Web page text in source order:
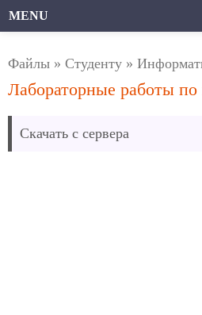
MENU
Файлы » Студенту »
Лабораторные работы
Скачать с сервера